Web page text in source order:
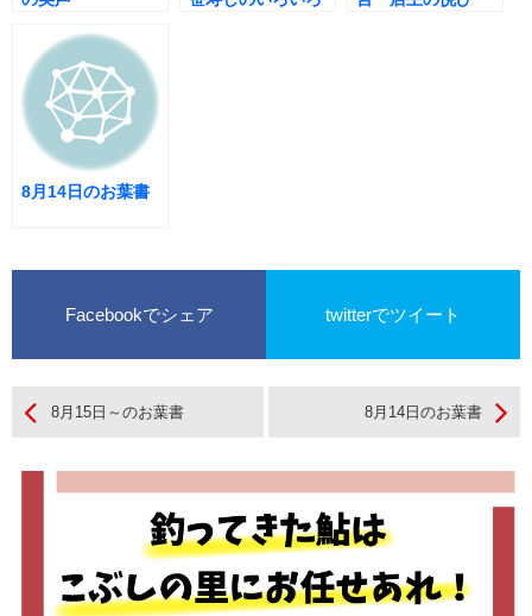
8月14日のお葉書
Facebookでシェア twitterでツイート
8月15日～のお葉書 8月14日のお葉書